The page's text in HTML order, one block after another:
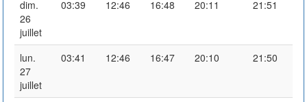
dim.
26
juillet
03:39 12:46 16:48 20:11 21:51
lun.
27
juillet
03:41 12:46 16:47 20:10 21:50